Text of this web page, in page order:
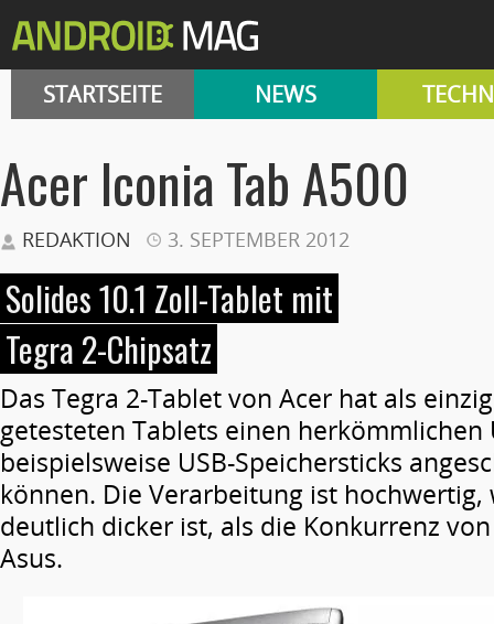
STARTSEITE NEWS
Acer Iconia Tab A500
REDAKTION 3. SEPTEMBER 2012
Solides 10.1 Zoll-Tablet mit
Tegra 2-Chipsatz
Das Tegra 2-Tablet von Acer hat als
getesteten Tablets einen herkömmlichen
beispielsweise USB-Speichersticks
können. Die Verarbeitung ist
deutlich dicker ist, als die Konkurrenz
Asus.